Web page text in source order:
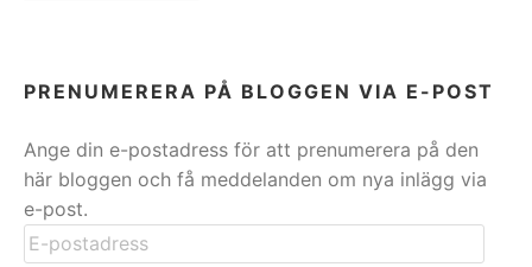
PRENUMERERA PÅ BLOGGEN VIA E-POST
Ange din e-postadress för att prenumerera på den
här bloggen och få meddelanden om nya inlägg via
e-post.
E-